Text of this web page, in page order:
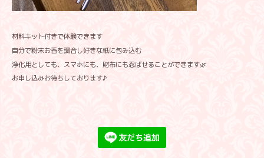
材料キット付きで体験できます
自分で粉末お香を調合し好きな紙に包み込む
浄化用としても、スマホにも、財布にも忍ばせることができます🌿
お申し込みお待ちしております♪